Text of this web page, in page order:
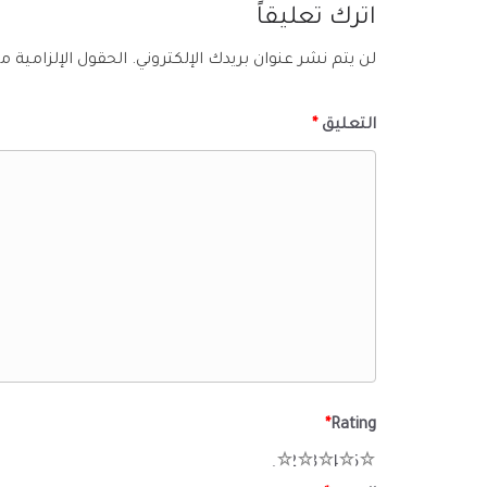
اترك تعليقاً
لن يتم نشر عنوان بريدك الإلكتروني. الحقول الإلزامية
التعليق *
Rating
*
5
4
3
2